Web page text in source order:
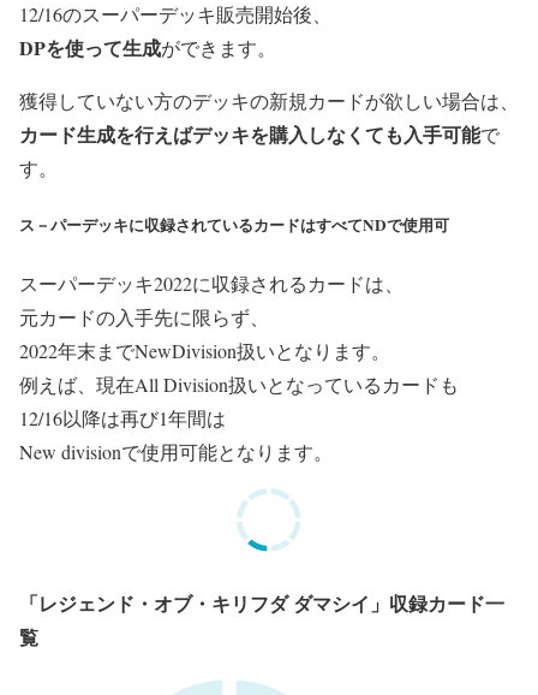
12/16のスーパーデッキ販売開始後、
DPを使って生成ができます。
獲得していない方のデッキの新規カードが欲しい場合は、
カー ド生成を行えばデッキを購入しなくても入手可能で
す。
ス－パーデッキに収録されているカードはすべてNDで使用可
スーパーデッキ2022に収録されるカードは、
元カードの入手先に限らず、
2022年末までNewDivision扱いとなります。
例えば、 現在All Division扱いとなっているカードも
12/16以降は再び1年間は
New divisionで使用可能となります。
「レジェンド・オブ・キリフダ ダマシイ」収録カード一
覧